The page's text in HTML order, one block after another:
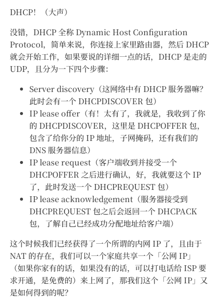
DHCP！（大声）
没错，DHCP 全称 Dynamic Host Configuration
Protocol，简单来说，你连接上家里路由器，然后 DHCP
就会开始工作，如果要说的详细一点的话，DHCP 是走的
UDP，且分为一下四个步骤：
Server discovery（这网络中有 DHCP 服务器嘛？
此时会有一个 DHCPDISCOVER 包）
IP lease offer（有！太有了，我就是，我收到了你
的 DHCPDISCOVER，这里是 DHCPOFFER 包，
包含了给你分的 IP 地址，子网掩码，还有我们的
DNS 服务器信息）
IP lease request（客户端收到并接受一个
DHCPOFFER 之后进行确认，好，我就要这个 IP
了，此时发送一个 DHCPREQUEST 包）
IP lease acknowledgement（服务器接受到
DHCPREQUEST 包之后会返回一个 DHCPACK
包，了解自己已经成功分配地址给客户端）
这个时候我们已经获得了一个所谓的内网 IP 了，且由于
NAT 的存在，我们可以一个家庭共享一个「公网 IP」
（如果你家有的话，如果没有的话，可以打电话给 ISP 要
求开通，是免费的）来上网了，那我们这个「公网 IP」又
是如何得到的呢？